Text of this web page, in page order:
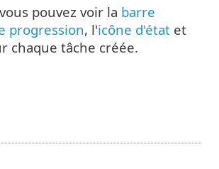
pouvez voir la barre
progression, l'icône d'état et
chaque tâche créée.